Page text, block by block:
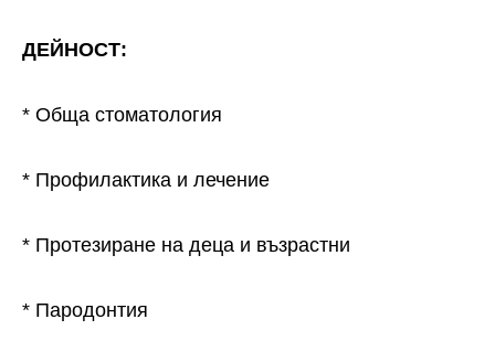
ДЕЙНОСТ:
* Обща стоматология
* Профилактика и лечение
* Протезиране на деца и възрастни
* Пародонтия